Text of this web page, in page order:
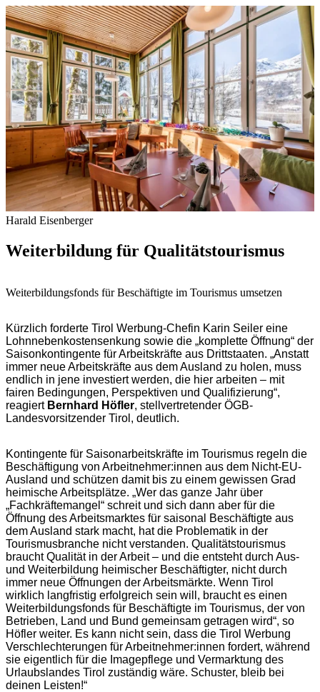
Harald Eisenberger
Weiterbildung für Qualitätstourismus
Weiterbildungsfonds für Beschäftigte im Tourismus umsetzen
Kürzlich forderte Tirol Werbung-Chefin Karin Seiler eine
Lohnnebenkostensenkung sowie die „komplette Öffnung“ der
Saisonkontingente für Arbeitskräfte aus Drittstaaten. „Anstatt
immer neue Arbeitskräfte aus dem Ausland zu holen, muss
endlich in jene investiert werden, die hier arbeiten – mit
fairen Bedingungen, Perspektiven und Qualifizierung“,
reagiert Bernhard Höfler, stellvertretender ÖGB-
Landesvorsitzender Tirol, deutlich.
Kontingente für Saisonarbeitskräfte im Tourismus regeln die
Beschäftigung von Arbeitnehmer:innen aus dem Nicht-EU-
Ausland und schützen damit bis zu einem gewissen Grad
heimische Arbeitsplätze. „Wer das ganze Jahr über
„Fachkräftemangel“ schreit und sich dann aber für die
Öffnung des Arbeitsmarktes für saisonal Beschäftigte aus
dem Ausland stark macht, hat die Problematik in der
Tourismusbranche nicht verstanden. Qualitätstourismus
braucht Qualität in der Arbeit – und die entsteht durch Aus-
und Weiterbildung heimischer Beschäftigter, nicht durch
immer neue Öffnungen der Arbeitsmärkte. Wenn Tirol
wirklich langfristig erfolgreich sein will, braucht es einen
Weiterbildungsfonds für Beschäftigte im Tourismus, der von
Betrieben, Land und Bund gemeinsam getragen wird“, so
Höfler weiter. Es kann nicht sein, dass die Tirol Werbung
Verschlechterungen für Arbeitnehmer:innen fordert, während
sie eigentlich für die Imagepflege und Vermarktung des
Urlaubslandes Tirol zuständig wäre. Schuster, bleib bei
deinen Leisten!“